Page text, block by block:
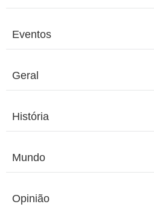
Eventos
Geral
História
Mundo
Opinião